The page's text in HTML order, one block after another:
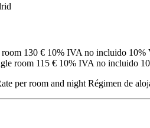
130 € 10% IVA no incluido 10%
room 115 € 10% IVA no incluido
per room and night Régimen de